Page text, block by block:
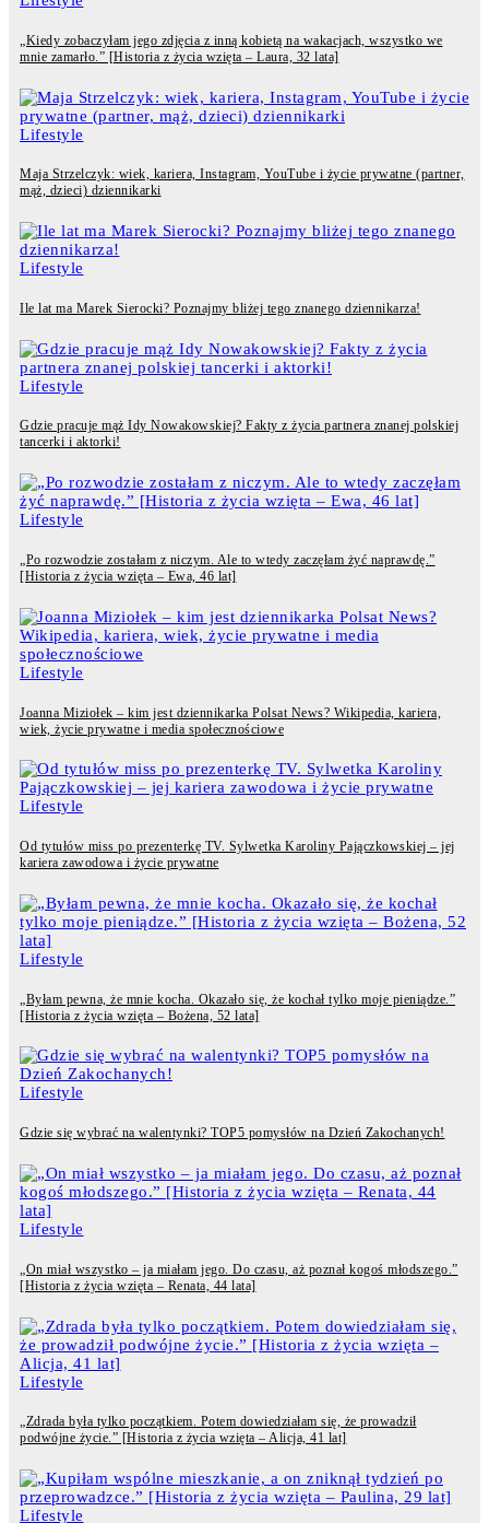
„Kiedy zobaczyłam jego zdjęcia z inną kobietą na wakacjach, wszystko we
mnie zamarło.” [Historia z życia wzięta – Laura, 32 lata]
Lifestyle
Maja Strzelczyk: wiek, kariera, Instagram, YouTube i życie prywatne (partner,
mąż, dzieci) dziennikarki
Lifestyle
Ile lat ma Marek Sierocki? Poznajmy bliżej tego znanego dziennikarza!
Lifestyle
Gdzie pracuje mąż Idy Nowakowskiej? Fakty z życia partnera znanej polskiej
tancerki i aktorki!
Lifestyle
„Po rozwodzie zostałam z niczym. Ale to wtedy zaczęłam żyć naprawdę.”
[Historia z życia wzięta – Ewa, 46 lat]
Lifestyle
Joanna Miziołek – kim jest dziennikarka Polsat News? Wikipedia, kariera,
wiek, życie prywatne i media społecznościowe
Lifestyle
Od tytułów miss po prezenterkę TV. Sylwetka Karoliny Pajączkowskiej – jej
kariera zawodowa i życie prywatne
Lifestyle
„Byłam pewna, że mnie kocha. Okazało się, że kochał tylko moje pieniądze.”
[Historia z życia wzięta – Bożena, 52 lata]
Lifestyle
Gdzie się wybrać na walentynki? TOP5 pomysłów na Dzień Zakochanych!
Lifestyle
„On miał wszystko – ja miałam jego. Do czasu, aż poznał kogoś młodszego.”
[Historia z życia wzięta – Renata, 44 lata]
Lifestyle
„Zdrada była tylko początkiem. Potem dowiedziałam się, że prowadził
podwójne życie.” [Historia z życia wzięta – Alicja, 41 lat]
Lifestyle